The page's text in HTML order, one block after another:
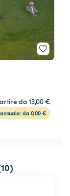
da 13,00 €
da 0,00 €